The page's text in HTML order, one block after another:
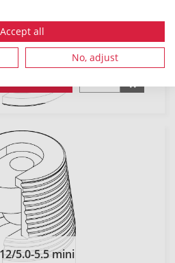
Accept all
No, adjust
12/4.5-5.0 mini
| TURQUOISE (TQ), NOIR (BK)
5.0-5.5 mini